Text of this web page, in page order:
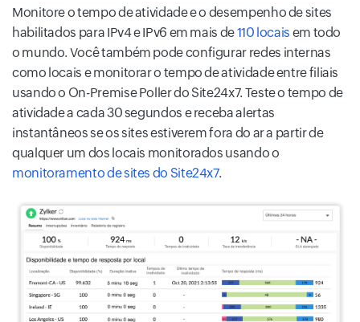
Monitore o tempo de atividade e o desempenho de sites
habilitados para IPv4 e IPv6 em mais de110 locais em todo
o mundo. Você também pode configurar redes internas
como locais e monitorar o tempo de atividade entre filiais
usando o On-Premise Poller do Site24x7. Teste o tempo de
atividade a cada 30 segundos e receba alertas
instantâneos se os sites estiverem fora do ar a partir de
qualquer um dos locais monitorados usando o
monitoramento de sites do Site24x7.